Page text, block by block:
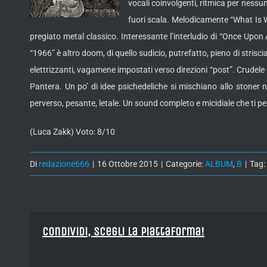
vocali coinvolgenti, ritmica per
fuori scala. Melodicamente “What Is
pregiato metal classico. Interessante l’interludio di “Once
“1966” è altro doom, di quello sudicio, putrefatto, pieno di
elettrizzanti, vagamene impostati verso direzioni “post”.
Pantera. Un po’ di idee psichedeliche si mischiano allo
perverso, pesante, letale. Un sound completo e micidiale che ti
(Luca Zakk) Voto: 8/10
Di redazione666 | 16 Ottobre 2015 | Categorie:ALBUM, B | Tag:
Condividi, Scegli la piattaforma!